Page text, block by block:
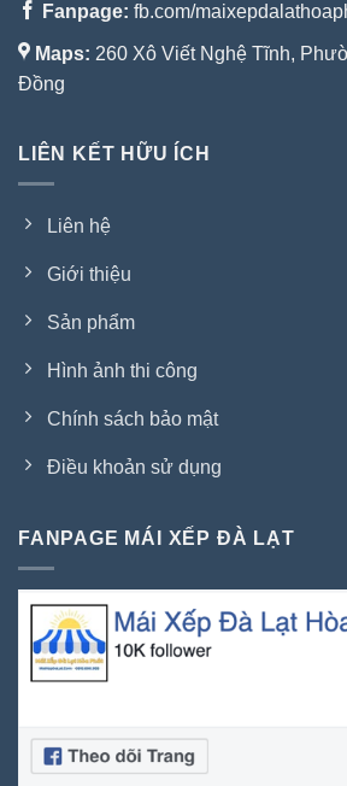
Fanpage: fb.com/
Maps: 260 Xô Viết Nghệ Tĩnh,
Đồng
LIÊN KẾT HỮU ÍCH
Liên hệ
Giới thiệu
Sản phẩm
Hình ảnh thi công
Chính sách bảo mật
Điều khoản sử dụng
FANPAGE MÁI XẾP ĐÀ LẠT